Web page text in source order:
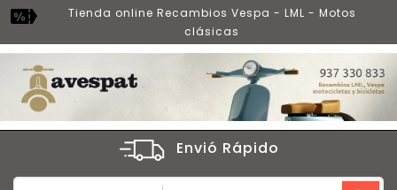
Tienda online Recambios Vespa - LML - Motos
clásicas
Envió Rápido